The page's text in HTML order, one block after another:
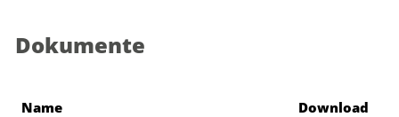
Dokumente
Name
Download